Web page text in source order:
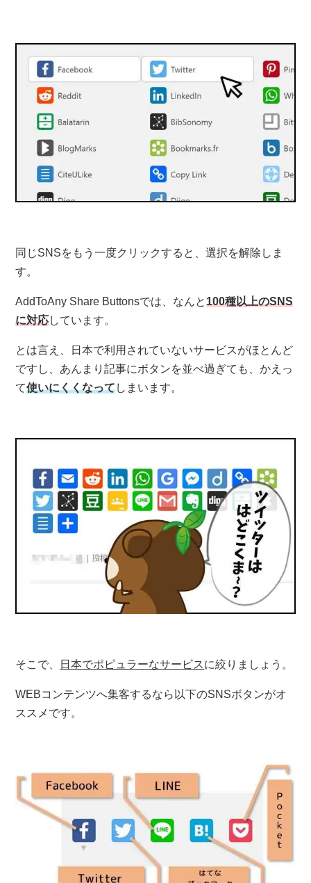
同じSNSをもう一度クリックすると、選択を解除しま
す。
AddToAny Share Buttonsでは、なんと100種以上のSNS
に対応しています。
とは言え、日本で利用されていないサービスがほとんど
ですし、あんまり記事にボタンを並べ過ぎても、かえっ
て使いにくくなってしまいます。
そこで、 日本でポピュラーなサービスに絞りましょう。
WEBコンテンツへ集客するなら以下のSNSボタンがオ
ススメです。